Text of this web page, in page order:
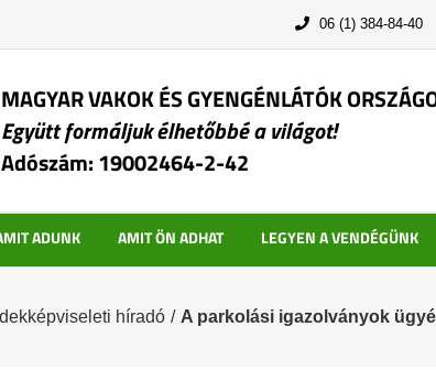
06 (1) 384-84-40
MAGYAR VAKOK ÉS GYENGÉNLÁTÓK
Együtt formáljuk élhetőbbé a világot!
Adószám: 19002464-2-42
ADUNK AMIT ÖN ADHAT LEGYEN A VENDÉGÜNK
híradó / A parkolási igazolványok